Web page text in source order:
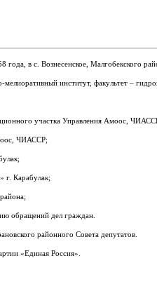
года, в с.Вознесенское, Малгобекского
институт, факультет –
участка Управления Амоос,
ЧИАССР;
г. Карабулак;
обращений дел граждан.
районного Совета депутатов.
«Единая Россия».